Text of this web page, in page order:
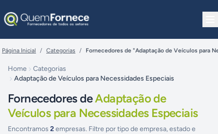
Página Inicial / Categorias / Fornecedores de "Adaptação de Veículos para
Home
Categorias
Adaptação de Veículos para Necessidades Especiais
Fornecedores deAdaptação de
Veículos para Necessidades Especiais
Encontramos 2empresas. Filtre por tipo de empresa, estado e